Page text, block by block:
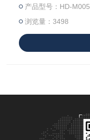
产品型号：HD-M005
浏览量：3498